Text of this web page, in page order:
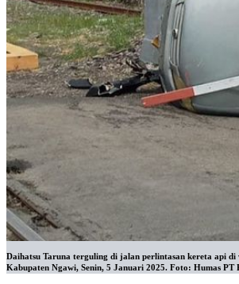
Daihatsu Taruna terguling di jalan perlintasan kereta api di
Kabupaten Ngawi, Senin, 5 Januari 2025. Foto: Humas